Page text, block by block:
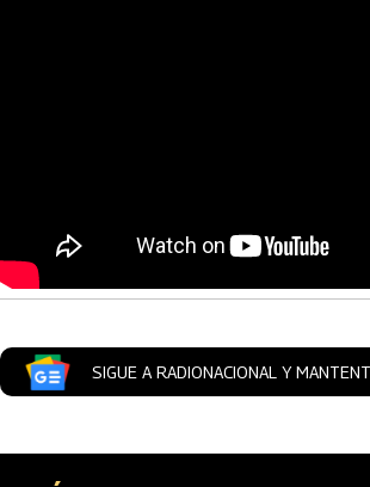
SIGUE A RADIONACIONAL Y